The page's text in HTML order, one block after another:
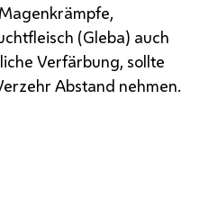
(Gleba) auch
Verfärbung, sollte
Abstand nehmen.